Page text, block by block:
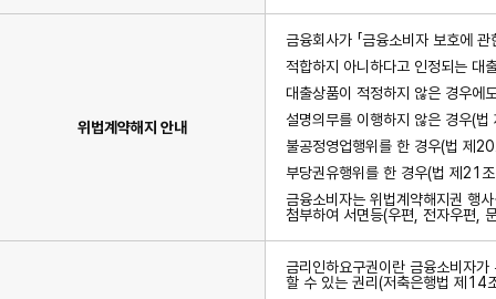
위법계약해지 안내
금융회사가 「금융소비자 보호에
적합하지 아니하다고 인정되는 대
대출상품이 적정하지 않은 경우에
설명의무를 이행하지 않은 경우(
불공정영업행위를 한 경우(법 제
부당권유행위를 한 경우(법 제21
금융소비자는 위법계약해지권 행
첨부하여 서면등(우편, 전자우편,
금리인하요구권이란 금융소비자
할 수 있는 권리(저축은행법 제14